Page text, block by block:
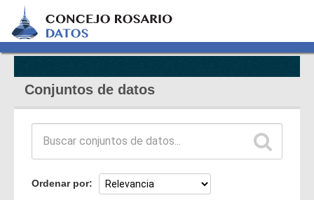
Conjuntos de datos
Ordenar por